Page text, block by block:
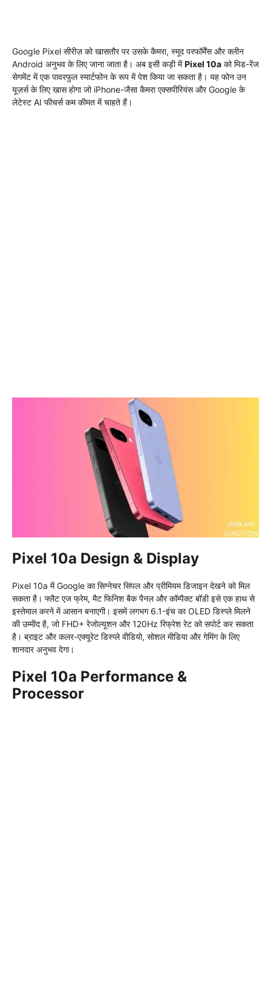
Google Pixel सीरीज़ को खासतौर पर उसके कैमरा, स्मूद परफॉर्मेंस और क्लीन
Android अनुभव के लिए जाना जाता है। अब इसी कड़ी मेंPixel 10a को मिड-रेंज
सेगमेंट में एक पावरफुल स्मार्टफोन के रूप में पेश किया जा सकता है। यह फोन उन
यूज़र्स के लिए खास होगा जो iPhone-जैसा कैमरा एक्सपीरियंस और Google के
लेटेस्ट AI फीचर्स कम कीमत में चाहते हैं।
Pixel 10a Design & Display
Pixel 10a में Google का सिग्नेचर सिंपल और प्रीमियम डिजाइन देखने को मिल
सकता है। फ्लैट एज फ्रेम, मैट फिनिश बैक पैनल और कॉम्पैक्ट बॉडी इसे एक हाथ से
इस्तेमाल करने में आसान बनाएगी। इसमें लगभग 6.1-इंच का OLED डिस्प्ले मिलने
की उम्मीद है, जो FHD+ रेजोल्यूशन और 120Hz रिफ्रेश रेट को सपोर्ट कर सकता
है। ब्राइट और कलर-एक्यूरेट डिस्प्ले वीडियो, सोशल मीडिया और गेमिंग के लिए
शानदार अनुभव देगा।
Pixel 10a Performance &
Processor